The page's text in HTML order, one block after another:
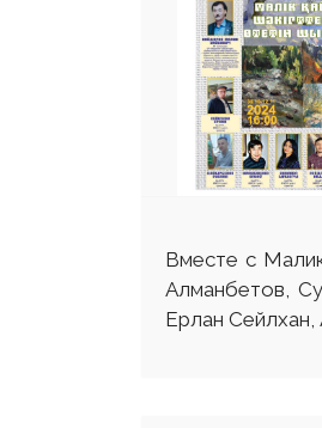
Вместе с
Алманбетов,
Ерлан